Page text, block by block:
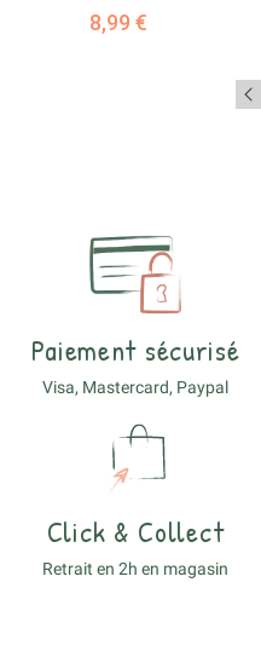
8,99 €
Paiement sécurisé
Visa, Mastercard, Paypal
Click & Collect
Retrait en 2h en magasin